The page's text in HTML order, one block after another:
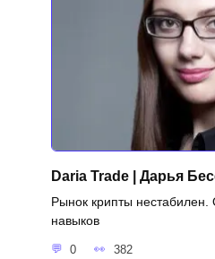
Daria Trade | Дарья
Рынок крипты нестабилен.
навыков
0 382